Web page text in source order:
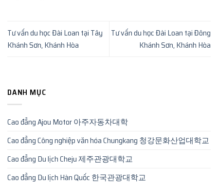
Tư vấn du học Đài Loan tại Tây
Khánh Sơn, Khánh Hòa
Tư vấn du học Đài Loan tại Đông
Khánh Sơn, Khánh Hòa
DANH MỤC
Cao đẳng Ajou Motor 아주자동차대학
Cao đẳng Công nghiệp văn hóa Chungkang 청강문화산업대학교
Cao đẳng Du lịch Cheju 제주관광대학교
Cao đẳng Du lịch Hàn Quốc 한국관광대학교